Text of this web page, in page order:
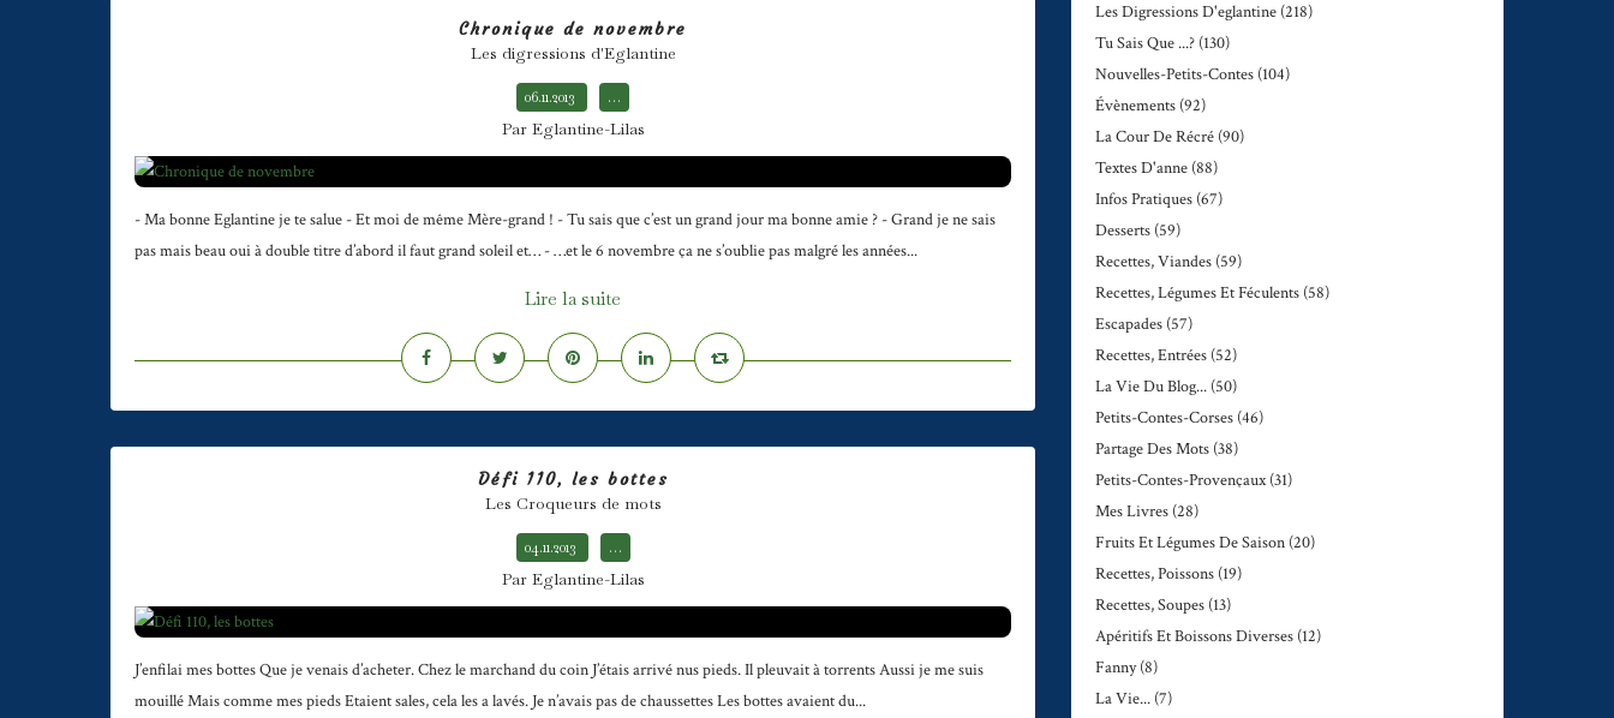
Chronique de novembre
Les digressions d'Eglantine
06.11.2013 …
Par Eglantine-Lilas
- Ma bonne Eglantine je te salue - Et moi de même Mère-grand ! - Tu sais que c’est un grand jour ma bonne amie ? - Grand je ne sais
pas mais beau oui à double titre d’abord il faut grand soleil et… - …et le 6 novembre ça ne s’oublie pas malgré les années...
Lire la suite
Défi 110, les bottes
Les Croqueurs de mots
04.11.2013 …
Par Eglantine-Lilas
J’enfilai mes bottes Que je venais d’acheter. Chez le marchand du coin J’étais arrivé nus pieds. Il pleuvait à torrents Aussi je me suis
mouillé Mais comme mes pieds Etaient sales, cela les a lavés. Je n’avais pas de chaussettes Les bottes avaient du...
Les Digressions D'eglantine (218)
Tu Sais Que ...? (130)
Nouvelles-Petits-Contes (104)
Évènements (92)
La Cour De Récré (90)
Textes D'anne (88)
Infos Pratiques (67)
Desserts (59)
Recettes, Viandes (59)
Recettes, Légumes Et Féculents (58)
Escapades (57)
Recettes, Entrées (52)
La Vie Du Blog... (50)
Petits-Contes-Corses (46)
Partage Des Mots (38)
Petits-Contes-Provençaux(31)
Mes Livres (28)
Fruits Et Légumes De Saison (20)
Recettes, Poissons (19)
Recettes, Soupes (13)
Apéritifs Et Boissons Diverses (12)
Fanny(8)
La Vie... (7)